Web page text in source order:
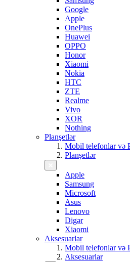
Google
Apple
OnePlus
Huawei
OPPO
Honor
Xiaomi
Nokia
HTC
ZTE
Realme
Vivo
XOR
Nothing
Planşetlər
Mobil telefonlar və
Planşetlər
Apple
Samsung
Microsoft
Asus
Lenovo
Digər
Xiaomi
Aksesuarlar
Mobil telefonlar və
Aksesuarlar